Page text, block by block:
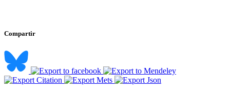
Compartir